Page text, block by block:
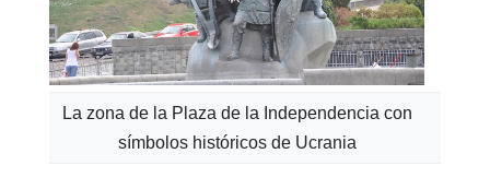
La zona de la Plaza de la Independencia con
símbolos históricos de Ucrania